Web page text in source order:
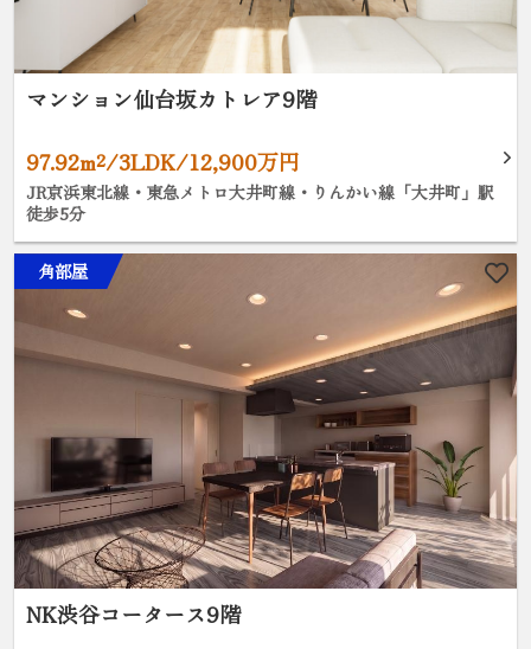
マンション仙台坂カトレア9階
97.92m²/3LDK/12,900万円
JR京浜東北線・東急メトロ大井町線・りんかい線「大井町」駅
徒歩5分
角部屋
NK渋谷コータース9階